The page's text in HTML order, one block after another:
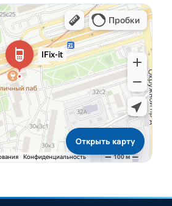
Открыть карту